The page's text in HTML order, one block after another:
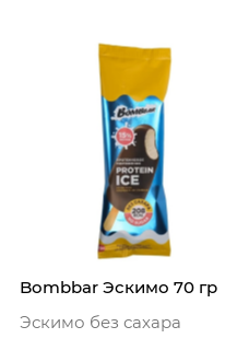
Bombbar Эскимо 70 гр
Эскимо без сахара